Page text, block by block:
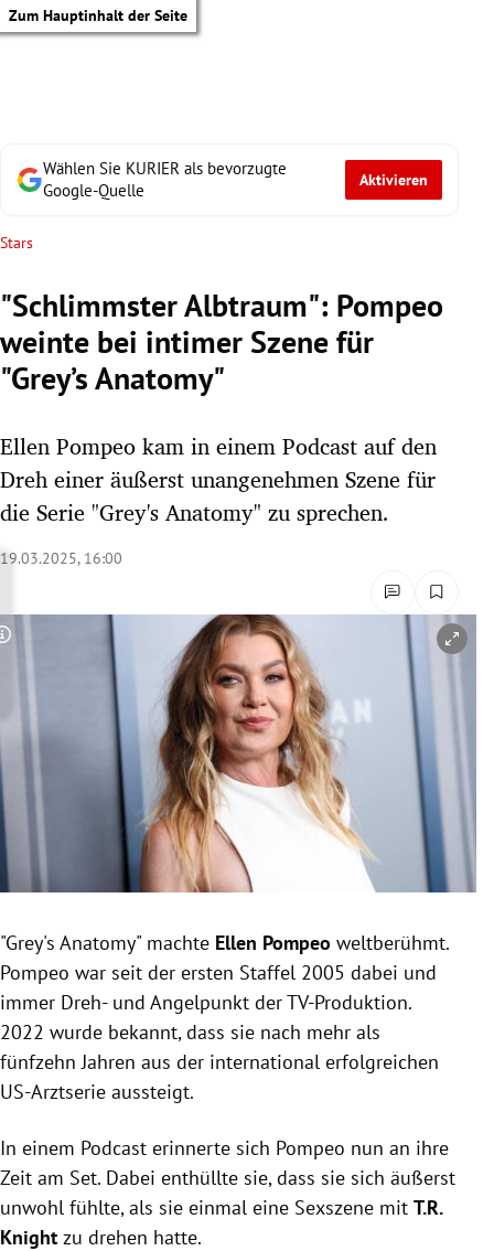
Zum Hauptinhalt der Seite
Untermenü
Untermenü
Untermenü
Untermenü
Untermenü
Untermenü
Untermenü
Untermenü
Wählen Sie KURIER als bevorzugte
Google-Quelle
Aktivieren
Stars
"Schlimmster Albtraum": Pompeo
weinte bei intimer Szene für
"Grey’s Anatomy"
Ellen Pompeo kam in einem Podcast auf den
Dreh einer äußerst unangenehmen Szene für
die Serie "Grey's Anatomy" zu sprechen.
19.03.2025, 16:00
Copyright-Hinweis öffnen/schließen
"Grey's Anatomy" machte Ellen Pompeo weltberühmt.
Pompeo war seit der ersten Staffel 2005 dabei und
immer Dreh- und Angelpunkt der TV-Produktion.
2022 wurde bekannt, dass sie nach mehr als
fünfzehn Jahren aus der international erfolgreichen
US-Arztserie aussteigt.
In einem Podcast erinnerte sich Pompeo nun an ihre
Zeit am Set. Dabei enthüllte sie, dass sie sich äußerst
unwohl fühlte,als sie einmal eine Sexszene mit T.R.
Knight zu drehen hatte.